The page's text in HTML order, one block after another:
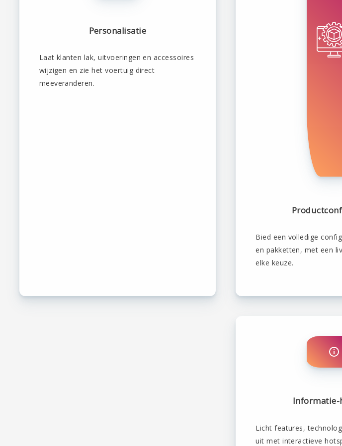
Personalisatie
Laat klanten lak, uitvoeringen en accessoires
wijzigen en zie het voertuig direct
meeveranderen.
Bied een volledige
en pakketten, met een
elke keuze.
Informatie-
Licht features,
uit met interactieve